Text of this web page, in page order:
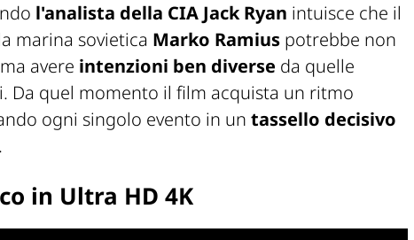
l'analista della CIA Jack Ryan intuisce che il
marina sovietica Marko Ramius potrebbe non
avere intenzioni ben diverse da quelle
Da quel momento il film acquista un ritmo
ogni singolo evento in un tassello decisivo
in Ultra HD 4K